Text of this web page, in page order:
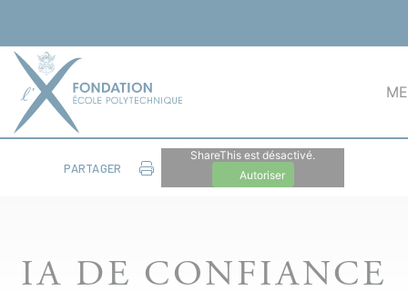
PARTAGER
ShareThis est désactivé.
Autoriser
IA DE CONFIANCE